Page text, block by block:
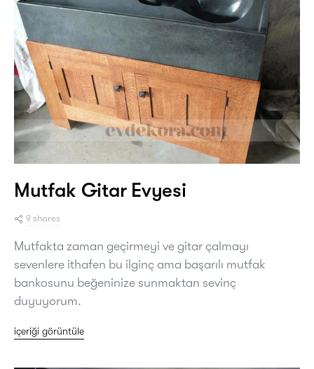
Mutfak Gitar Evyesi
9 shares
Mutfakta zaman geçirmeyi ve gitar çalmayı
sevenlere ithafen bu ilginç ama başarılı mutfak
bankosunu beğeninize sunmaktan sevinç
duyuyorum.
içeriği görüntüle